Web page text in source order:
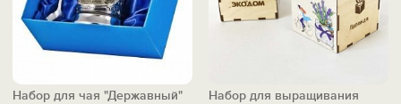
Набор для чая "Державный"
Набор для выращивания